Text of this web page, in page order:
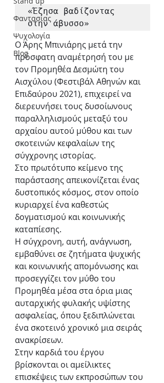
Φαντασίας
Ψυχολογία
Blog
«Έζησα βαδίζοντας
στην άβυσσο»
Ο Άρης Μπινιάρης μετά την
πρόσφατη αναμέτρησή του με
τον Προμηθέα Δεσμώτη του
Αισχύλου (Φεστιβάλ Αθηνών και
Επιδαύρου 2021), επιχειρεί να
διερευνήσει τους δυσοίωνους
παραλληλισμούς μεταξύ του
αρχαίου αυτού μύθου και των
σκοτεινών κεφαλαίων της
σύγχρονης ιστορίας.
Στο πρωτότυπο κείμενο της
παράστασης απεικονίζεται ένας
δυστοπικός κόσμος, στον οποίο
κυριαρχεί ένα καθεστώς
δογματισμού και κοινωνικής
καταπίεσης.
Η σύγχρονη, αυτή, ανάγνωση,
εμβαθύνει σε ζητήματα ψυχικής
και κοινωνικής απομόνωσης και
προσεγγίζει τον μύθο του
Προμηθέα μέσα στα όρια μιας
αυταρχικής φυλακής υψίστης
ασφαλείας, όπου ξεδιπλώνεται
ένα σκοτεινό χρονικό μια σειράς
ανακρίσεων.
Στην καρδιά του έργου
βρίσκονται οι αμείλικτες
επισκέψεις των εκπροσώπων του